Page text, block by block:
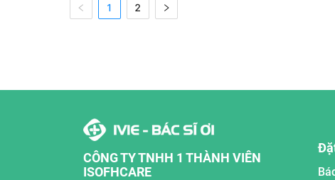
1 2
CÔNG TY TNHH 1 THÀNH VIÊN
ISOFHCARE